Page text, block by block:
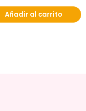
Añadir al carrito